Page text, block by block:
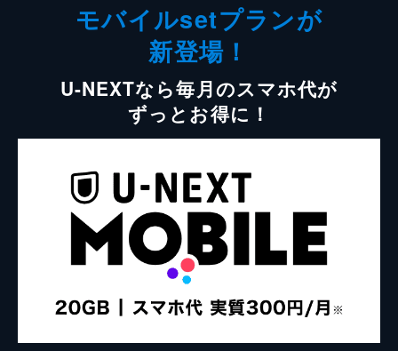
モバイルsetプランが
新登場！
U-NEXTなら毎月のスマホ代が
ずっとお得に！